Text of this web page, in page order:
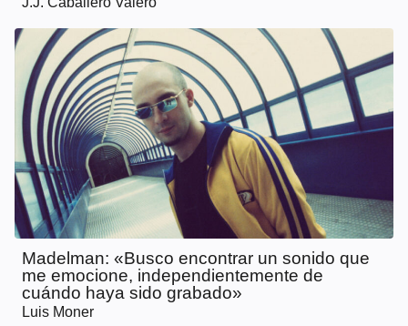
Madelman: «Busco encontrar un sonido que
me emocione, independientemente de
cuándo haya sido grabado»
Luis Moner